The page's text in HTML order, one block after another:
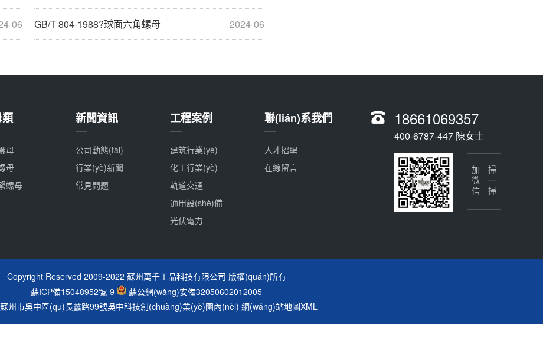
06 2024-06
GB/T 804-1988?球面六角螺母
母
母
螺母
新聞資訊
公司動態(tài)
行業(yè)新聞
常見問題
工程案例
建筑行業(yè)
化工行業(yè)
軌道交通
通用設(shè)備
光伏電力
聯(lián)系我們
人才招聘
在線留言
18661069357
400-6787-447 陳女士
掃一掃
加微信
Copyright Reserved 2009-2022 蘇州萬千工品科技有限公司 版權(quán)所有
蘇ICP備15048952號-9
蘇公網(wǎng)安備32050602012005
州市吳中區(qū)長蠡路99號吳中科技創(chuàng)業(yè)園內(nèi) 網(wǎng)站地圖XML